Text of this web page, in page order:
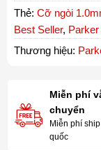
Thẻ: Cỡ ngòi
Best Seller, Parker
Thương hiệu:
Miễn phí
chuyển
Miễn phí
quốc